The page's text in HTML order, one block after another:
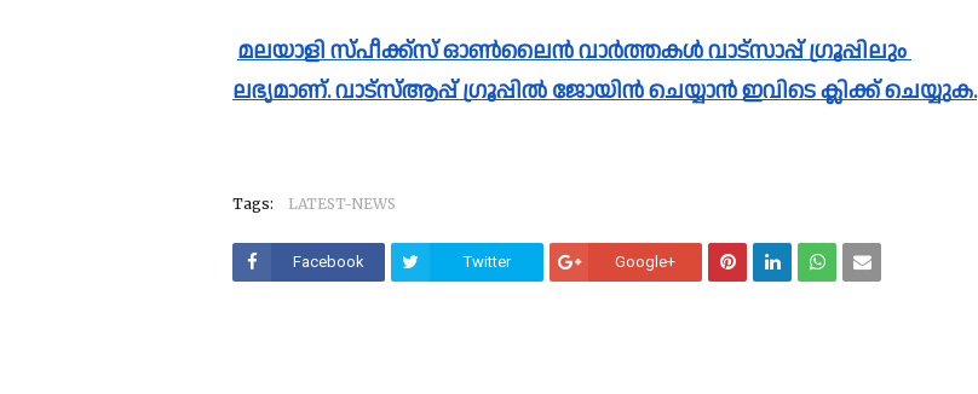
മലയാളി സ്പീക്ക്സ്‌ ഓൺലൈൻ വാർത്തകൾ വാട്സാപ്പ് ഗ്രൂപ്പിലും
ലഭ്യമാണ്. വാട്സ്ആപ്പ് ഗ്രൂപ്പിൽ ജോയിൻ ചെയ്യാൻ ഇവിടെ ക്ലിക്ക് ചെയ്യുക.
Tags: LATEST-NEWS
Facebook Twitter Google+